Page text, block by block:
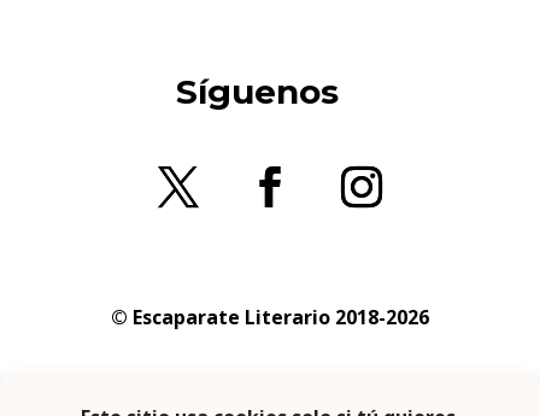
Síguenos
© Escaparate Literario 2018-2026